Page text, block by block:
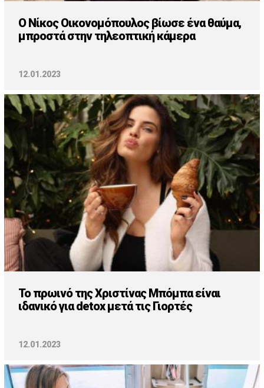
Ο Νίκος Οικονομόπουλος βίωσε ένα θαύμα,
μπροστά στην τηλεοπτική κάμερα
12.01.2023
Το πρωινό της Χριστίνας Μπόμπα είναι
ιδανικό για detox μετά τις Γιορτές
12.01.2023